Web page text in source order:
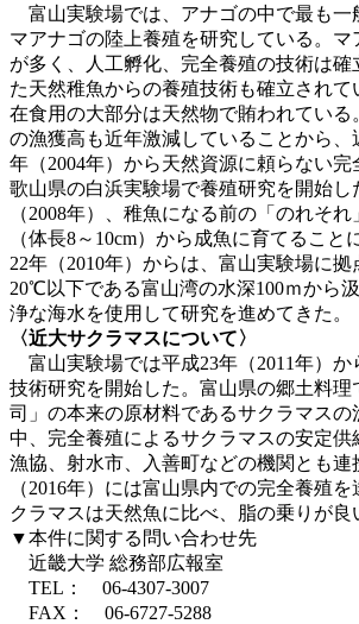
富山実験場では、アナゴの中で最も一
マアナゴの陸上養殖を研究している。マ
が多く、人工孵化、完全養殖の技術は確
た天然稚魚からの養殖技術も確立されて
在食用の大部分は天然物で賄われている
の漁獲高も近年激減していることから、
年（2004年）から天然資源に頼らない
歌山県の白浜実験場で養殖研究を開始し
（2008年）、稚魚になる前の「のれそ
（体長8～10cm）から成魚に育てること
22年（2010年）からは、富山実験場に
20℃以下である富山湾の水深100ｍから
浄な海水を使用して研究を進めてきた。
〈近大サクラマスについて〉
富山実験場では平成23年（2011年）か
技術研究を開始した。富山県の郷土料理
司」の本来の原材料であるサクラマスの
中、完全養殖によるサクラマスの安定供
漁協、射水市、入善町などの機関とも連
（2016年）には富山県内での完全養殖
クラマスは天然魚に比べ、脂の乗りが良
▼本件に関する問い合わせ先
近畿大学 総務部広報室
TEL： 06-4307-3007
FAX： 06-6727-5288